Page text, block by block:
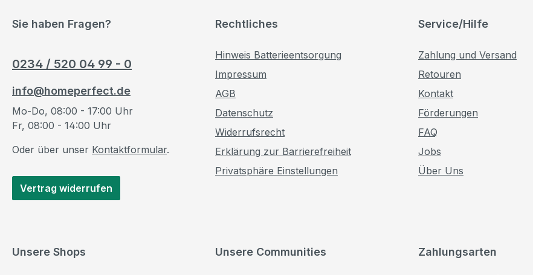
Sie haben Fragen?
0234 / 520 04 99 - 0
info@homeperfect.de
Mo-Do, 08:00 - 17:00 Uhr
Fr, 08:00 - 14:00 Uhr
Oder über unser Kontaktformular.
Vertrag widerrufen
Rechtliches
Hinweis Batterieentsorgung
Impressum
AGB
Datenschutz
Widerrufsrecht
Erklärung zur Barrierefreiheit
Privatsphäre Einstellungen
Service/Hilfe
Zahlung und Versand
Retouren
Kontakt
Förderungen
FAQ
Jobs
Über Uns
Zahlungsarten
Unsere Communities
Unsere Shops